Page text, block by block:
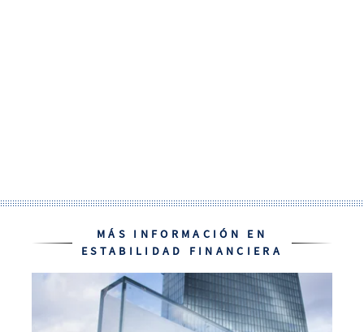
MÁS INFORMACIÓN EN
ESTABILIDAD FINANCIERA